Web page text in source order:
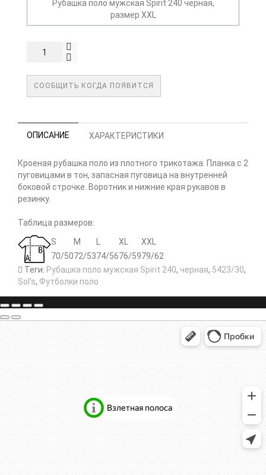
Рубашка поло мужская Spirit 240 черная,
размер XXL
СООБЩИТЬ КОГДА ПОЯВИТСЯ
ОПИСАНИЕ ХАРАКТЕРИСТИКИ
Кроеная рубашка поло из плотного трикотажа. Планка с 2
пуговицами в тон, запасная пуговица на внутренней
боковой строчке. Воротник и нижние края рукавов в
резинку.
Таблица размеров:
S
M XL
XXL
70/5072/5374/5676/5979/62
Теги: Рубашка поло мужская Spirit 240, черная, 5423/30,
Sol's, Футболки поло